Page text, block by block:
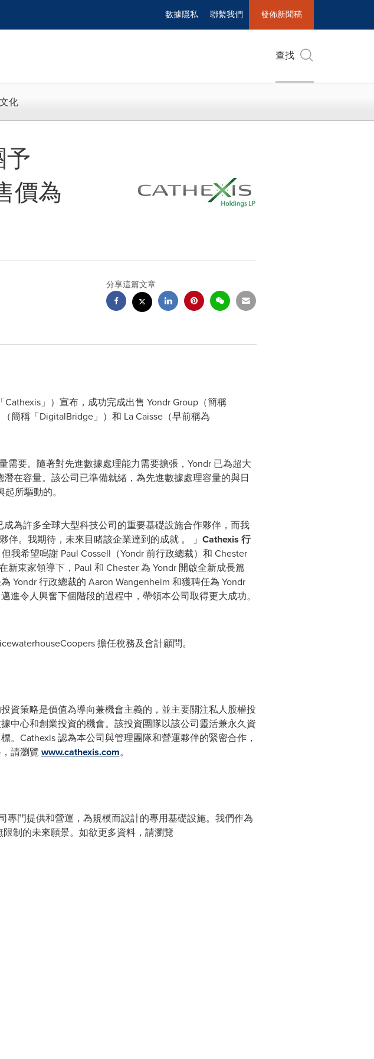
數據隱私 聯繫我們 發佈新聞稿
查找
化
價為
分享這篇文章
」）宣布，成功完成出售 Yondr Group（簡稱
簡稱「DigitalBridge」）和 La Caisse（早前稱為
要。隨著對先進數據處理能力需要擴張，Yondr 已為超大
在容量。該公司已準備就緒，為先進數據處理容量的與日
所驅動的。
成為許多全球大型科技公司的重要基礎設施合作夥伴，而我
伴。我期待，未來目睹該企業達到的成就 。 」 Cathexis 行
我希望鳴謝 Paul Cossell（Yondr 前行政總裁）和 Chester
東家領導下，Paul 和 Chester 為 Yondr 開啟全新成長篇
Yondr 行政總裁的 Aaron Wangenheim 和獲聘任為 Yondr
進令人興奮下個階段的過程中，帶領本公司取得更大成功。
擔任稅務及會計顧問。
資策略是價值為導向兼機會主義的，並主要關注私人股權投
中心和創業投資的機會。該投資團隊以該公司靈活兼永久資
Cathexis 認為本公司與管理團隊和營運夥伴的緊密合作，
請瀏覽 www.cathexis.com。
專門提供和營運，為規模而設計的專用基礎設施。我們作為
制的未來願景。如欲更多資料，請瀏覽